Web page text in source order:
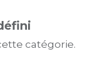
catégorie.